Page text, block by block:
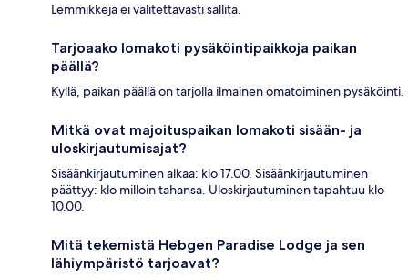
Lemmikkejä ei valitettavasti sallita.
Tarjoaako lomakoti pysäköintipaikkoja paikan
päällä?
Kyllä, paikan päällä on tarjolla ilmainen omatoiminen pysäköinti.
Mitkä ovat majoituspaikan lomakoti sisään- ja
uloskirjautumisajat?
Sisäänkirjautuminen alkaa: klo 17.00. Sisäänkirjautuminen
päättyy: klo milloin tahansa. Uloskirjautuminen tapahtuu klo
10.00.
Mitä tekemistä Hebgen Paradise Lodge ja sen
lähiympäristö tarjoavat?